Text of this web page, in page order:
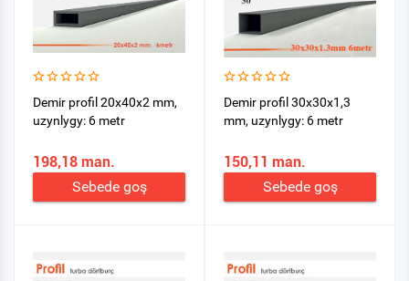
Demir profil 20x40x2 mm,
uzynlygy: 6 metr
198,18 man.
Sebede goş
Demir profil 30x30x1,3
mm, uzynlygy: 6 metr
150,11 man.
Sebede goş